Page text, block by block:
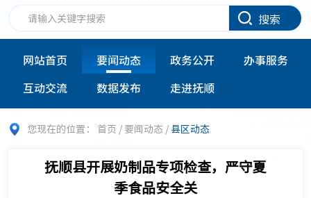
搜索
网站首页 要闻动态 政务公开
办事服务
互动交流
数据发布 走进抚顺
您现在的位置： 首页 / 要闻动态 /县区动态
抚顺县开展奶制品专项检查，严守夏
季食品安全关